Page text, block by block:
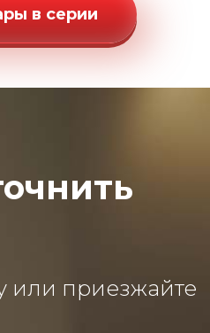
в серии
или приезжайте